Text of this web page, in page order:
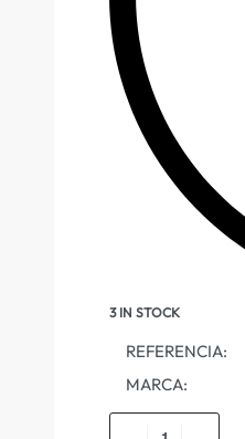
3 IN STOCK
REFERENCIA:
MARCA: